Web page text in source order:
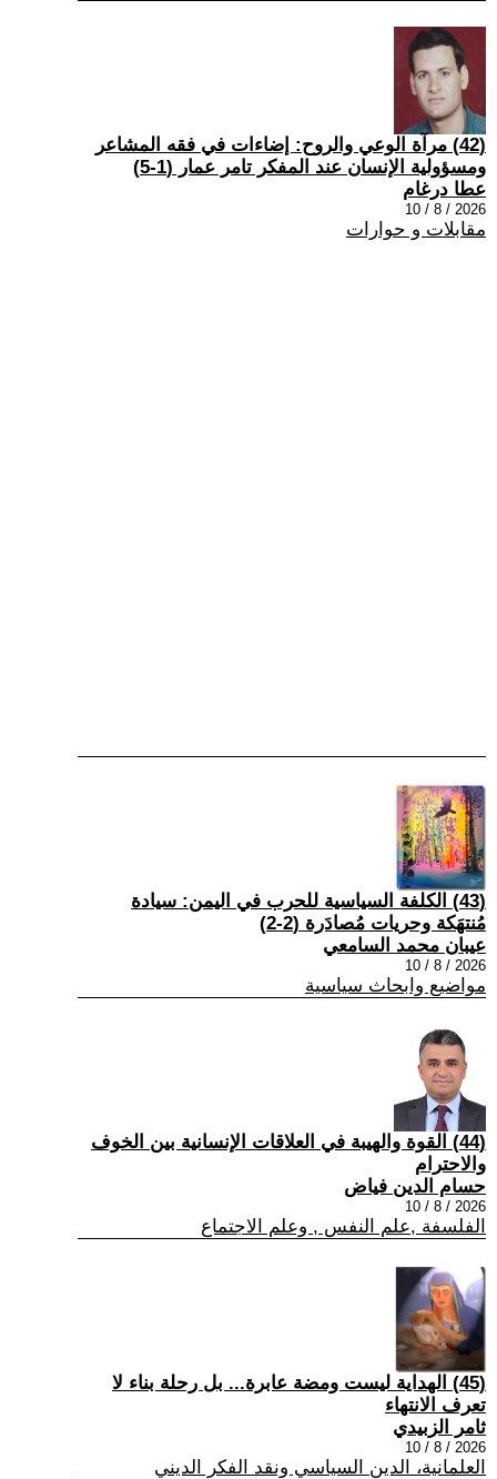
(42) مرآة الوعي والروح: إضاءات في فقه المشاعر
ومسؤولية الإنسان عند المفكر تامر عمار (1-5)
عطا درغام
2026 / 8 / 10
مقابلات و حوارات
(43) الكلفة السياسية للحرب في اليمن: سيادة
مُنتهَكة وحريات مُصادَرة (2-2)
عيبان محمد السامعي
2026 / 8 / 10
مواضيع وابحاث سياسية
(44) القوة والهيبة في العلاقات الإنسانية بين الخوف
والاحترام
حسام الدين فياض
2026 / 8 / 10
الفلسفة ,علم النفس , وعلم الاجتماع
(45) الهداية ليست ومضة عابرة... بل رحلة بناء لا
تعرف الانتهاء
ثامر الزبيدي
2026 / 8 / 10
العلمانية، الدين السياسي ونقد الفكر الديني